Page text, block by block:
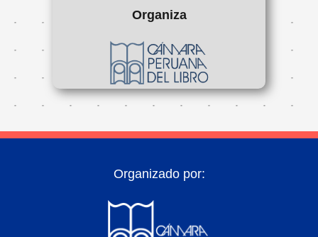
Organiza
Organizado por: